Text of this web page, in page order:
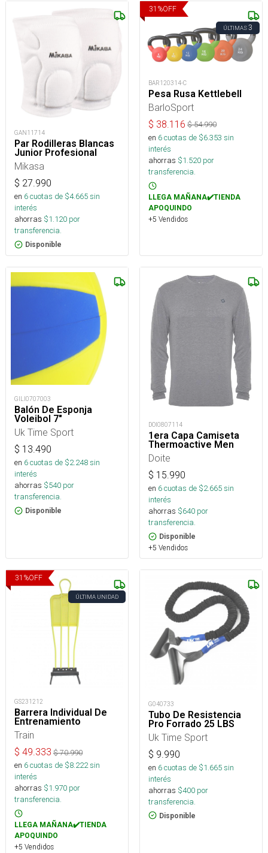
GAN11714
Par Rodilleras Blancas
Junior Profesional
Mikasa
$ 27.990
en 6cuotas de $4.665sin
interés
ahorras $1.120 por
transferencia.
Disponible
31 %OFF
ÚLTIMAS3
BAR120314-C
Pesa Rusa Kettlebell
BarloSport
$ 38.116 $54.990
en 6cuotas de $6.353 sin
interés
ahorras $1.520 por
transferencia.
LLEGA MAÑANA✔️TIENDA
APOQUINDO
+5 Vendidos
GILI0707003
Balón De Esponja
Voleibol 7"
Uk Time Sport
$ 13.490
en 6cuotas de $2.248sin
interés
ahorras $540 por
transferencia.
Disponible
DOI0807114
1era Capa Camiseta
Thermoactive Men
Doite
$ 15.990
en 6cuotas de $2.665sin
interés
ahorras $640 por
transferencia.
Disponible
+5 Vendidos
31 %OFF
ÚLTIMA UNIDAD
GS231212
Barrera Individual De
Entrenamiento
Train
$ 49.333 $70.990
en 6cuotas de $8.222sin
interés
ahorras $1.970 por
transferencia.
LLEGA MAÑANA✔️TIENDA
APOQUINDO
+5 Vendidos
G040733
Tubo De Resistencia
Pro Forrado 25 LBS
Uk Time Sport
$ 9.990
en 6cuotas de $1.665sin
interés
ahorras $400 por
transferencia.
Disponible